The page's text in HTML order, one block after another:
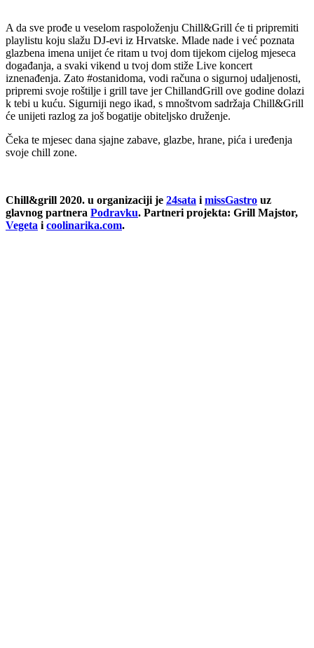
A da sve prođe u veselom raspoloženju Chill&Grill će ti pripremiti
playlistu koju slažu DJ-evi iz Hrvatske. Mlade nade i već poznata
glazbena imena unijet će ritam u tvoj dom tijekom cijelog mjeseca
događanja, a svaki vikend u tvoj dom stiže Live koncert
iznenađenja. Zato #ostanidoma, vodi računa o sigurnoj udaljenosti,
pripremi svoje roštilje i grill tave jer ChillandGrill ove godine dolazi
k tebi u kuću. Sigurniji nego ikad, s mnoštvom sadržaja Chill&Grill
će unijeti razlog za još bogatije obiteljsko druženje.
Čeka te mjesec dana sjajne zabave, glazbe, hrane, pića i uređenja
svoje chill zone.
Chill&grill 2020. u organizaciji je 24sata i missGastro uz
glavnog partnera Podravku. Partneri projekta: Grill Majstor,
Vegeta i coolinarika.com.